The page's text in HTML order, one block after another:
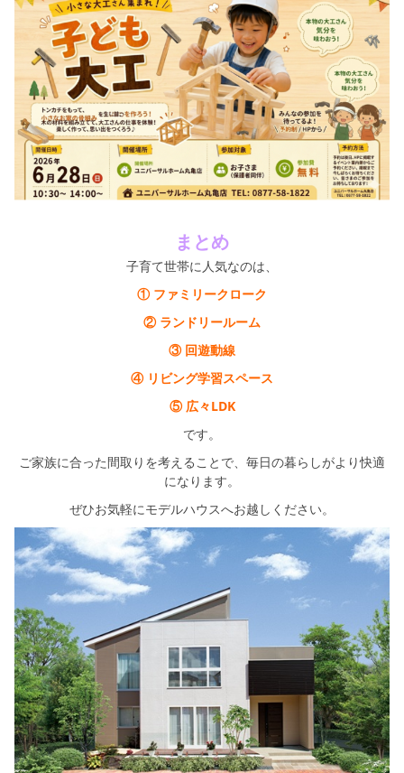
まとめ
子育て世帯に人気なのは、
① ファミリークローク
② ランドリールーム
③ 回遊動線
④ リビング学習スペース
⑤ 広々LDK
です。
ご家族に合った間取りを考えることで、毎日の暮らしがより快適
になります。
ぜひお気軽にモデルハウスへお越しください。